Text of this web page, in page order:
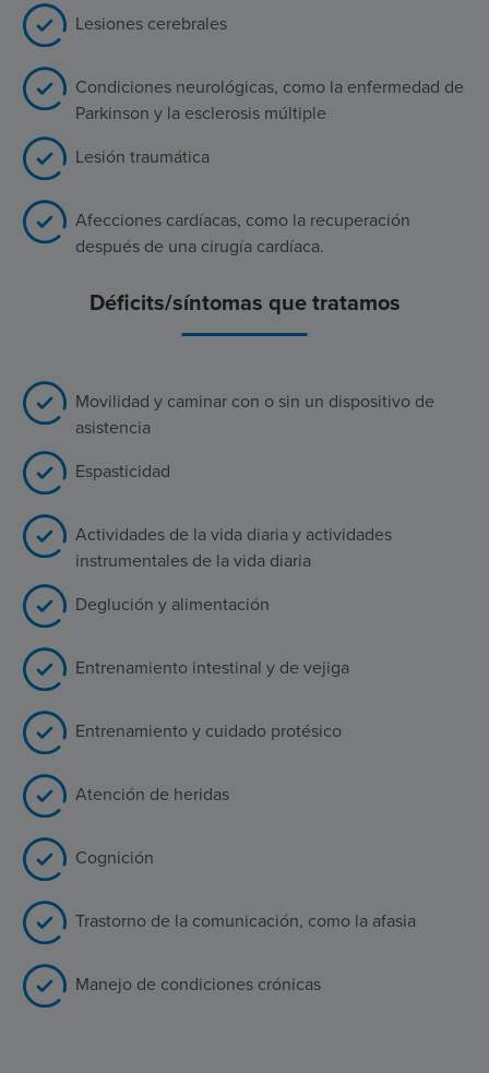
Lesiones cerebrales
Condiciones neurológicas, como la enfermedad de
Parkinson y la esclerosis múltiple
Lesión traumática
Afecciones cardíacas, como la recuperación
después de una cirugía cardíaca.
Déficits/síntomas que tratamos
Movilidad y caminar con o sin un dispositivo de
asistencia
Espasticidad
Actividades de la vida diaria y actividades
instrumentales de la vida diaria
Deglución y alimentación
Entrenamiento intestinal y de vejiga
Entrenamiento y cuidado protésico
Atención de heridas
Cognición
Trastorno de la comunicación, como la afasia
Manejo de condiciones crónicas